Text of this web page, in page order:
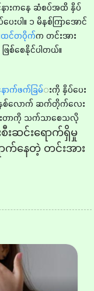
နားကနေ ဆံစပ်အထိ နှိပ်
ပါ။ ၁ မိနစ်ကြာအောင်
ထင်တဝိုက်က တင်းအား
စ်စေနိုင်ပါတယ်။
ောက်ဖက်ခြမ်းကို နှိပ်ပေး
မိနစ်လောက် ဆက်တိုက်လေး
းတာကို သက်သာစေသလို
ဆင်းရောက်ရှိမှု
က်နေတဲ့ တင်းအား